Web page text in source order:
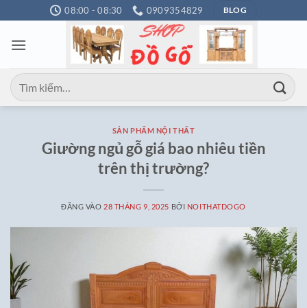
qua
nội
08:00 - 08:30 0909354829 BLOG
Tìm
kiếm:
SẢN PHẨM NỘI THẤT
Giường ngủ gỗ giá bao nhiêu tiền
trên thị trường?
ĐĂNG VÀO 28 THÁNG 9, 2025 BỞI NOITHATDOGO